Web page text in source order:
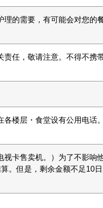
的需要，有可能会对您的
任，敬请注意。不得不携
楼层・食堂设有公用电话
卡售卖机。）为了不影响
。但是，剩余金额不足10